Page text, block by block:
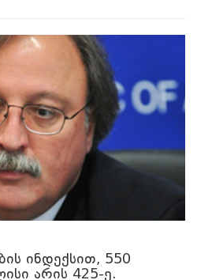
ინდექსით, 550
არის 425-ე.